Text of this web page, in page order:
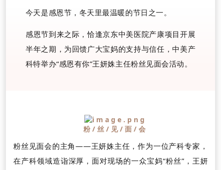
今天是感恩节，冬天里最温暖的节日之一。
感恩节到来之际，恰逢京东中美医院产康项目开展
半年之期，为回馈广大宝妈的支持与信任，中美产
科特举办“感恩有你”王妍姝主任粉丝见面会活动。
粉/丝/见/面/会
粉丝见面会的主角——王妍姝主任，作为一位产科专家，
在产科领域造诣深厚，面对现场的一众宝妈“粉丝”，王妍